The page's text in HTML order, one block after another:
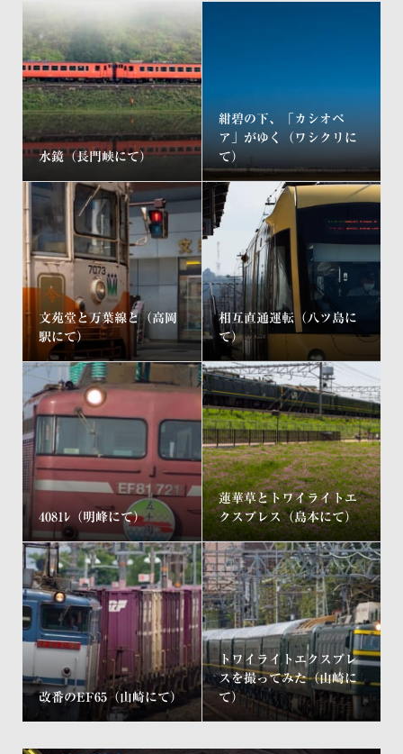
水鏡（長門峡にて）
紺碧の下、「カシオペ
ア」がゆく（ワシクリに
て）
文苑堂と万葉線と（高岡
駅にて）
相互直通運転（八ツ島に
て）
4081ﾚ（明峰にて）
蓮華草とトワイライトエ
クスプレス（島本にて）
改番のEF65（山崎にて）
トワイライトエクスプレ
スを撮ってみた（山崎に
て）